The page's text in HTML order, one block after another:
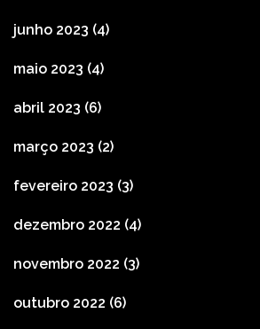
junho 2023 (4)
maio 2023 (4)
abril 2023 (6)
março 2023 (2)
fevereiro 2023 (3)
dezembro 2022 (4)
novembro 2022 (3)
outubro 2022 (6)